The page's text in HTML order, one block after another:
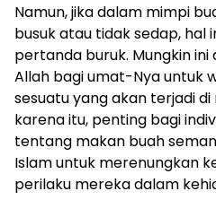
Namun, jika dalam mimpi
busuk atau tidak sedap, hal
pertanda buruk. Mungkin
Allah bagi umat-Nya untuk
sesuatu yang akan terjadi
karena itu, penting bagi
tentang makan buah
Islam untuk merenungkan
perilaku mereka dalam